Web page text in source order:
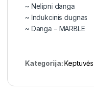
~ Nelipni danga
~ Indukcinis dugnas
~ Danga – MARBLE
Kategorija:Keptuvės